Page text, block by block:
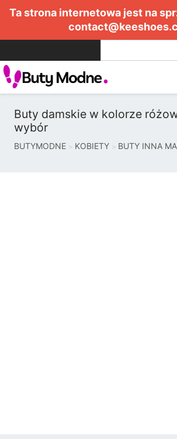
Ta strona internetowa jest na
Buty damskie w kolorze
wybór
BUTYMODNE KOBIETY BUTY INNA